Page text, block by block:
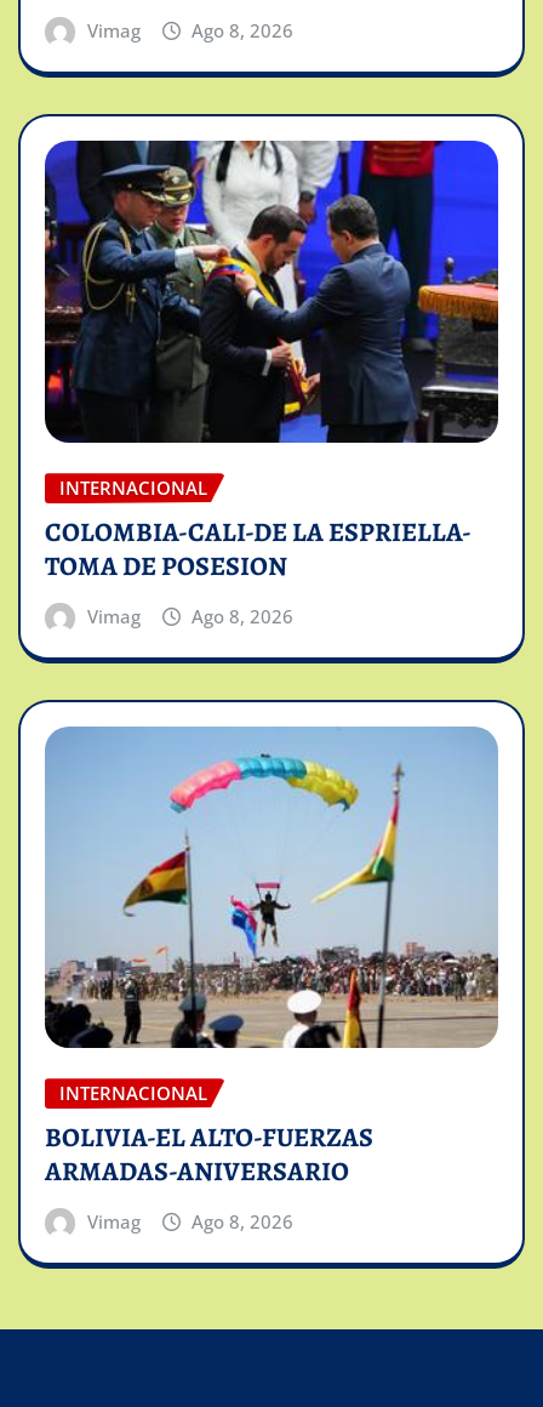
Vimag Ago 8, 2026
INTERNACIONAL
COLOMBIA-CALI-DE LA ESPRIELLA-
TOMA DE POSESION
Vimag Ago 8, 2026
INTERNACIONAL
BOLIVIA-EL ALTO-FUERZAS
ARMADAS-ANIVERSARIO
Vimag Ago 8, 2026